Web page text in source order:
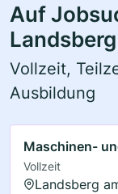
Auf
Vollzeit,
Ausbildung
Maschinen-
Vollzeit
Landsberg